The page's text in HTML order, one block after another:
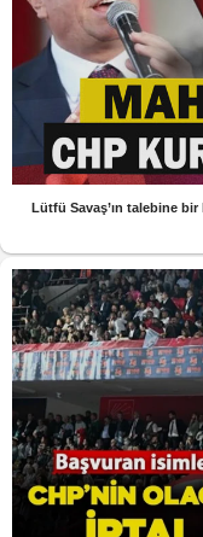
Lütfü Savaş’ın talebine bir